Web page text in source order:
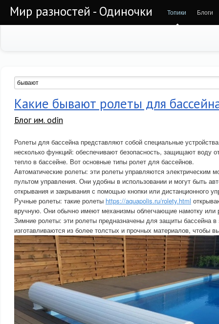
Мир разностей - Одиночки Топики Блоги
Какие бывают ролеты для
Блог им. odin
Ролеты для бассейна представляют собой специальные
несколько функций: обеспечивают безопасность, защищают воду
тепло в бассейне. Вот основные типы ролет для бассейнов.
Автоматические ролеты: эти ролеты управляются электрическим
пультом управления. Они удобны в использовании и могут быть
открывания и закрывания с помощью кнопки или дистанционного
Ручные ролеты: такие ролеты https://aquapolis.ru/rolety.html
вручную. Они обычно имеют механизмы облегчающие намотку или
Зимние ролеты: эти ролеты предназначены для защиты бассейна
изготавливаются из более толстых и прочных материалов, чтобы